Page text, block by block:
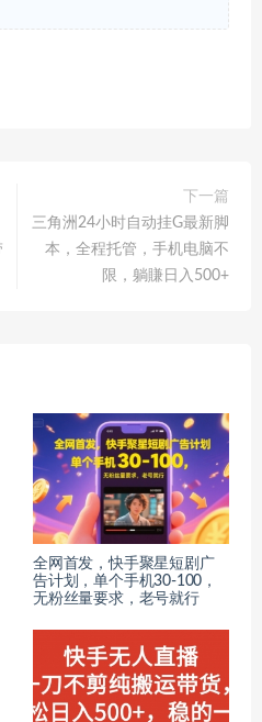
下一篇
三角洲24小时自动挂G最新脚
本，全程托管，手机电脑不
限，躺賺日入500+
全网首发，快手聚星短剧广
告计划，单个手机30-100，
无粉丝量要求，老号就行